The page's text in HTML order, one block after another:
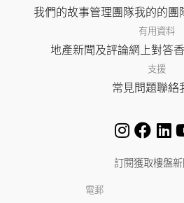
我們的故事管理團隊我的的團
有用資料
地產新聞及評論網上對答
支援
常見問題聯絡
訂閱獲取樓盤新